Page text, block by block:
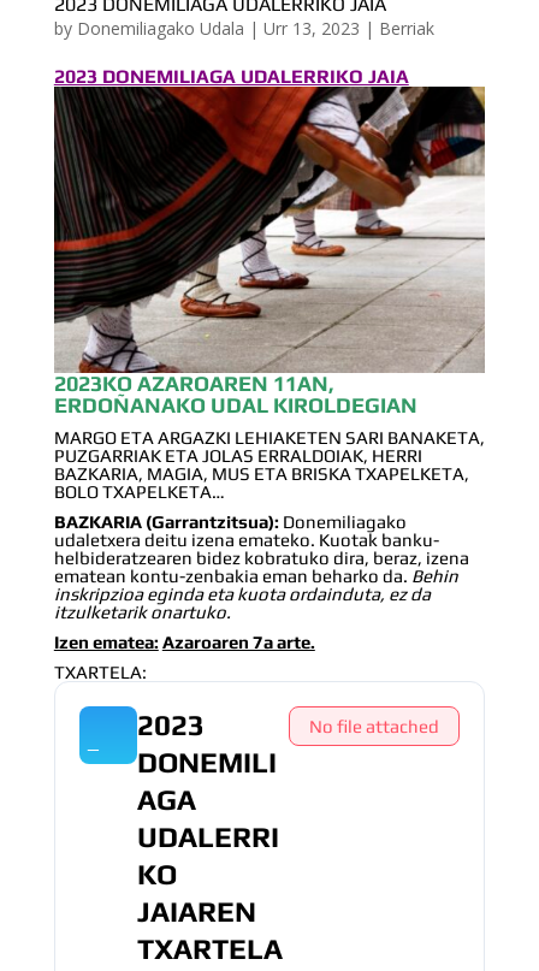
by Donemiliagako Udala | Urr 13, 2023 | Berriak
2023 DONEMILIAGA UDALERRIKO JAIA
2023KO AZAROAREN 11AN,
ERDOÑANAKO UDAL KIROLDEGIAN
MARGO ETA ARGAZKI LEHIAKETEN SARI BANAKETA,
PUZGARRIAK ETA JOLAS ERRALDOIAK, HERRI
BAZKARIA, MAGIA, MUS ETA BRISKA TXAPELKETA,
BOLO TXAPELKETA…
BAZKARIA (Garrantzitsua): Donemiliagako
udaletxera deitu izena emateko. Kuotak banku-
helbideratzearen bidez kobratuko dira, beraz, izena
ematean kontu-zenbakia eman beharko da. Behin
inskripzioa eginda eta kuota ordainduta, ez da
itzulketarik onartuko.
Izen ematea:Azaroaren 7a arte.
TXARTELA:
2023
DONEMILI
AGA
UDALERRI
KO
JAIAREN
TXARTELA
No file attached